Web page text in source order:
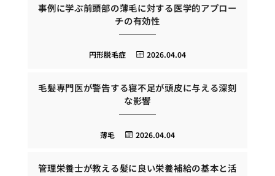
事例に学ぶ前頭部の薄毛に対する医学的アプロー
チの有効性
2026.04.04
円形脱毛症
毛髪専門医が警告する寝不足が頭皮に与える深刻
な影響
2026.04.04
薄毛
管理栄養士が教える髪に良い栄養補給の基本と活